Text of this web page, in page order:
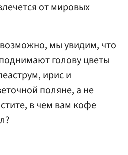
от мировых
мы увидим, что
голову цветы
ирис и
поляне, а не
в чем вам кофе